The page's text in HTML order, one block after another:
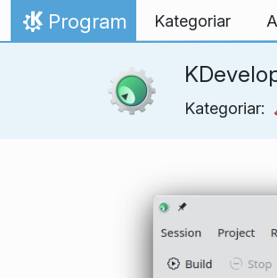
Hopp til innhaldet
Heim
Program Kategoriar
Kategoriar: